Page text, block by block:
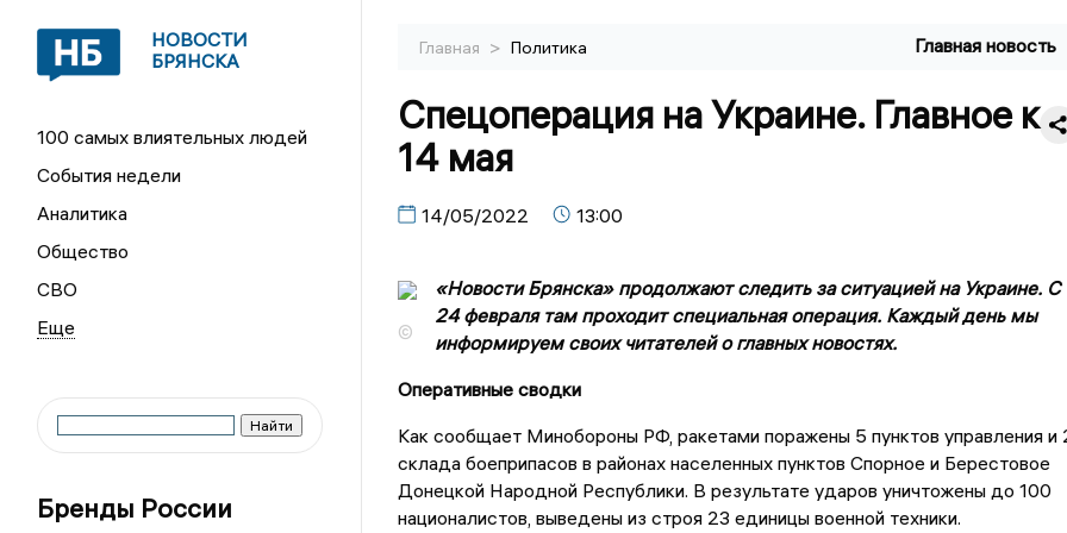
НОВОСТИ
БРЯНСКА
100 самых влиятельных людей
События недели
Аналитика
Общество
СВО
Бренды России
Главная > Политика Главная новость
Спецоперация на Украине. Главное к
14 мая
14/05/2022 13:00
©
«Новости Брянска» продолжают следить за ситуацией на Украине. С
24 февраля там проходит специальная операция. Каждый день мы
информируем своих читателей о главных новостях.
Оперативные сводки
Как сообщает Минобороны РФ, ракетами поражены 5 пунктов управления и
склада боеприпасов в районах населенных пунктов Спорное и Берестовое
Донецкой Народной Республики. В результате ударов уничтожены до 100
националистов, выведены из строя 23 единицы военной техники.